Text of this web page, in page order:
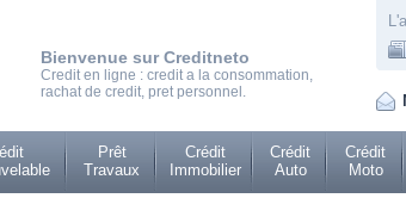
Bienvenue sur Creditneto
Credit en ligne : credit a la consommation,
rachat de credit, pret personnel.
Prêt
Travaux
Crédit
Immobilier
Crédit
Auto
Crédit
Moto